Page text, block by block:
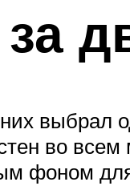
выбрал
во
фоном